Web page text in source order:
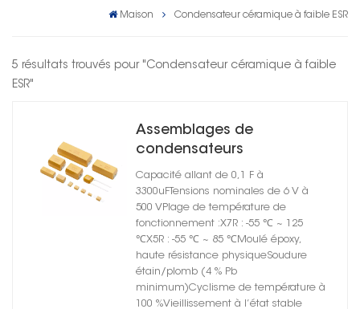
Maison Condensateur céramique à faible ESR
5 résultats trouvés pour "Condensateur céramique à faible
ESR"
Assemblages de
condensateurs
céramiques moulés à
montage en surface
Capacité allant de 0,1 F à
3300uFTensions nominales de 6 V à
500 VPlage de température de
fonctionnement :X7R : -55 ℃ ~ 125
℃X5R : -55 ℃ ~ 85 ℃Moulé époxy,
haute résistance physiqueSoudure
étain/plomb (4 % Pb
minimum)Cyclisme de température à
100 %Vieillissement à l’état stable